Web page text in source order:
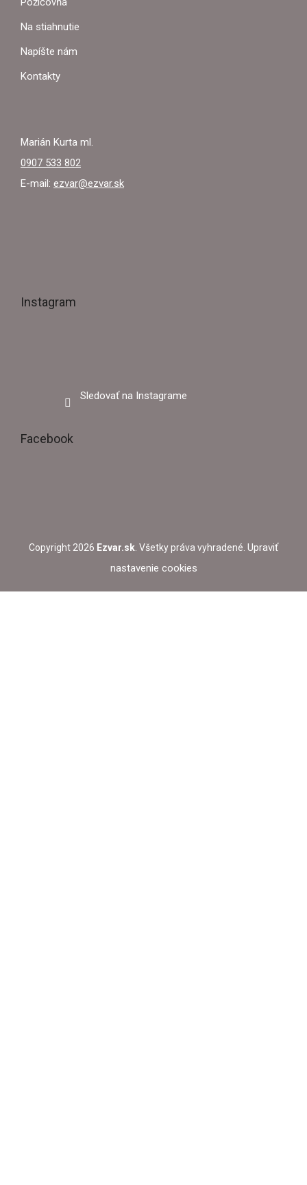
Na stiahnutie
Napíšte nám
Kontakty
Marián Kurta ml.
0907 533 802
E-mail: ezvar@ezvar.sk
Instagram
Sledovať na Instagrame
Facebook
Copyright 2026 Ezvar.sk. Všetky práva vyhradené. Upraviť
nastavenie cookies